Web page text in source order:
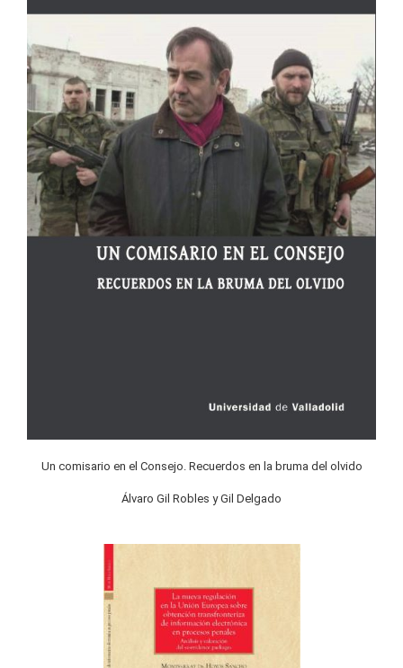
Un comisario en el Consejo. Recuerdos en la bruma del olvido
Álvaro Gil Robles y Gil Delgado